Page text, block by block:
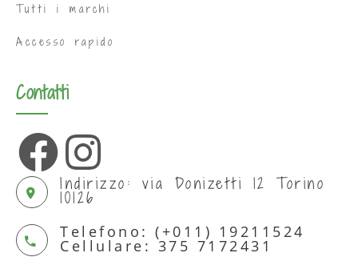
Tutti i marchi
Accesso rapido
Contatti
Indirizzo: via Donizetti 12 Torino
10126
Telefono: (+011) 19211524
Cellulare: 375 7172431